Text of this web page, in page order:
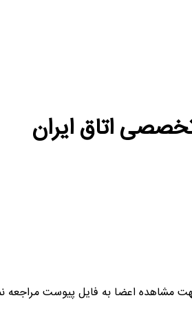
اتاق ایران
مشاهده اعضا به فایل پیوست مراجعه